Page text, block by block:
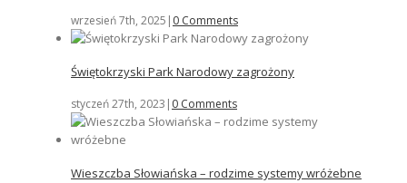
wrzesień 7th, 2025 | 0 Comments
Świętokrzyski Park Narodowy zagrożony
styczeń 27th, 2023 | 0 Comments
Wieszczba Słowiańska – rodzime systemy wróżebne